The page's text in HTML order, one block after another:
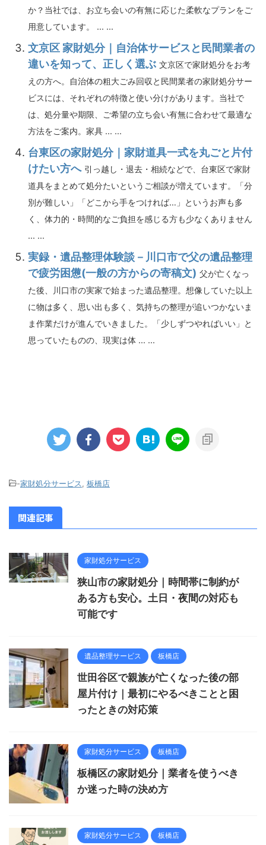
か？当社では、お立ち会いの有無に応じた柔軟なプランをご
用意しています。 ... ...
文京区 家財処分｜自治体サービスと民間業者の
違いを知って、正しく選ぶ 文京区で家財処分をお考
えの方へ。自治体の粗大ごみ回収と民間業者の家財処分サー
ビスには、それぞれの特徴と使い分けがあります。当社で
は、処分量や期限、ご希望の立ち会い有無に合わせて最適な
方法をご案内。家具 ... ...
台東区の家財処分｜家財道具一式を丸ごと片付
けたい方へ 引っ越し・退去・相続などで、台東区で家財
道具をまとめて処分たいというご相談が増えています。「分
別が難しい」「どこから手をつければ…」というお声も多
く、体力的・時間的なご負担を感じる方も少なくありません
... ...
実録・遺品整理体験談－川口市で父の遺品整理
で疲労困憊(一般の方からの寄稿文) 父が亡くなっ
た後、川口市の実家で始まった遺品整理。想像していた以上
に物は多く、思い出も多く、気持ちの整理が追いつかないま
ま作業だけが進んでいきました。「少しずつやればいい」と
思っていたものの、現実は体 ... ...
-家財処分サービス 板橋店
関連記事
家財処分サービス
狭山市の家財処分｜時間帯に制約が
ある方も安心。土日・夜間の対応も
可能です
遺品整理サービス 板橋店
世田谷区で親族が亡くなった後の部
屋片付け｜最初にやるべきことと困
ったときの対応策
家財処分サービス 板橋店
板橋区の家財処分｜業者を使うべき
か迷った時の決め方
家財処分サービス 板橋店